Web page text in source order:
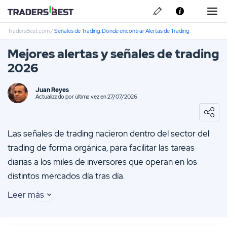
Opiniones sobre IronFX
Opiniones sobre HYCM
Opiniones sobre FP-Markets
Sobre Nosotros
Política de Privacidad
Contacto
TradersBest.com/Señales de Trading: Dónde encontrar Alertas de Trading
Mejores alertas y señales de trading
2026
Juan Reyes
Actualizado por última vez en 27/07/2026
Las señales de trading nacieron dentro del sector del
trading de forma orgánica, para facilitar las tareas
diarias a los miles de inversores que operan en los
distintos mercados día tras día.
Es gracias a las señales trading que muchos pueden
Leer más